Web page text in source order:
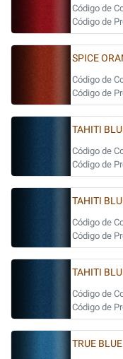
Código de
Código de
SPICE
Código de
Código de
TAHITI
Código de
Código de
TAHITI
Código de
Código de
TAHITI
Código de
Código de
TRUE